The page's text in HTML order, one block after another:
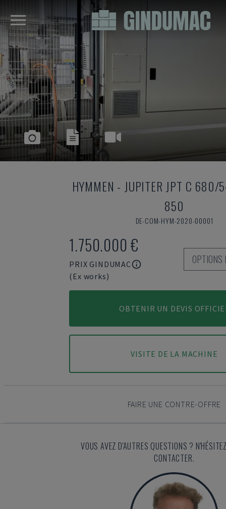
HYMMEN - JUPITER JPT C 680/
850
DE-COM-HYM-2020-00001
1.750.000 €
PRIX GINDUMAC
(Ex works)
OPTIONS
OBTENIR UN DEVIS
VISITE DE LA MACHINE
FAIRE UNE CONTRE-OFFRE
VOUS AVEZ D'AUTRES QUESTIONS ?
CONTACTER.